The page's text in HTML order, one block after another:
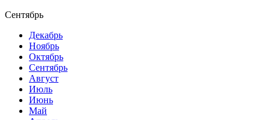
Сентябрь
Декабрь
Ноябрь
Октябрь
Сентябрь
Август
Июль
Июнь
Май